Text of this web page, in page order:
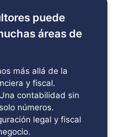
puede
áreas de
más allá de la
y fiscal.
contabilidad sin
números.
legal y fiscal